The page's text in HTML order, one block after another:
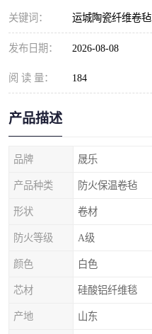
关键词： 运城陶瓷纤维卷毡
发布日期： 2026-08-08
阅 读 量： 184
产品描述
品牌 晟乐
产品种类 防火保温卷毡
形状 卷材
防火等级 A级
颜色 白色
芯材 硅酸铝纤维毯
产地 山东